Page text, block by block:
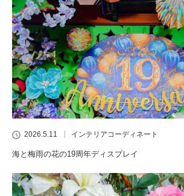
2026.5.11 インテリアコーディネート
海と梅雨の花の19周年ディスプレイ